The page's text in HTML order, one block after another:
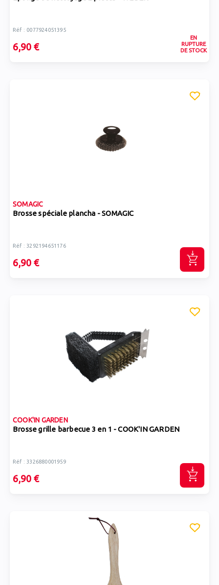
Réf : 0077924051395
6,90 €
EN
RUPTURE
DE STOCK
SOMAGIC
Brosse spéciale plancha - SOMAGIC
Réf : 3292194651176
6,90 €
COOK'IN GARDEN
Brosse grille barbecue 3 en 1 - COOK'IN GARDEN
Réf : 3326880001959
6,90 €